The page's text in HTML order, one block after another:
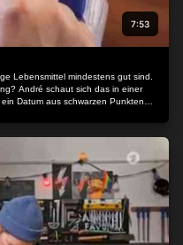
7:53
Lebensmittel mindestens gut sind.
André schaut sich das in einer
Datum aus schwarzen Punkten